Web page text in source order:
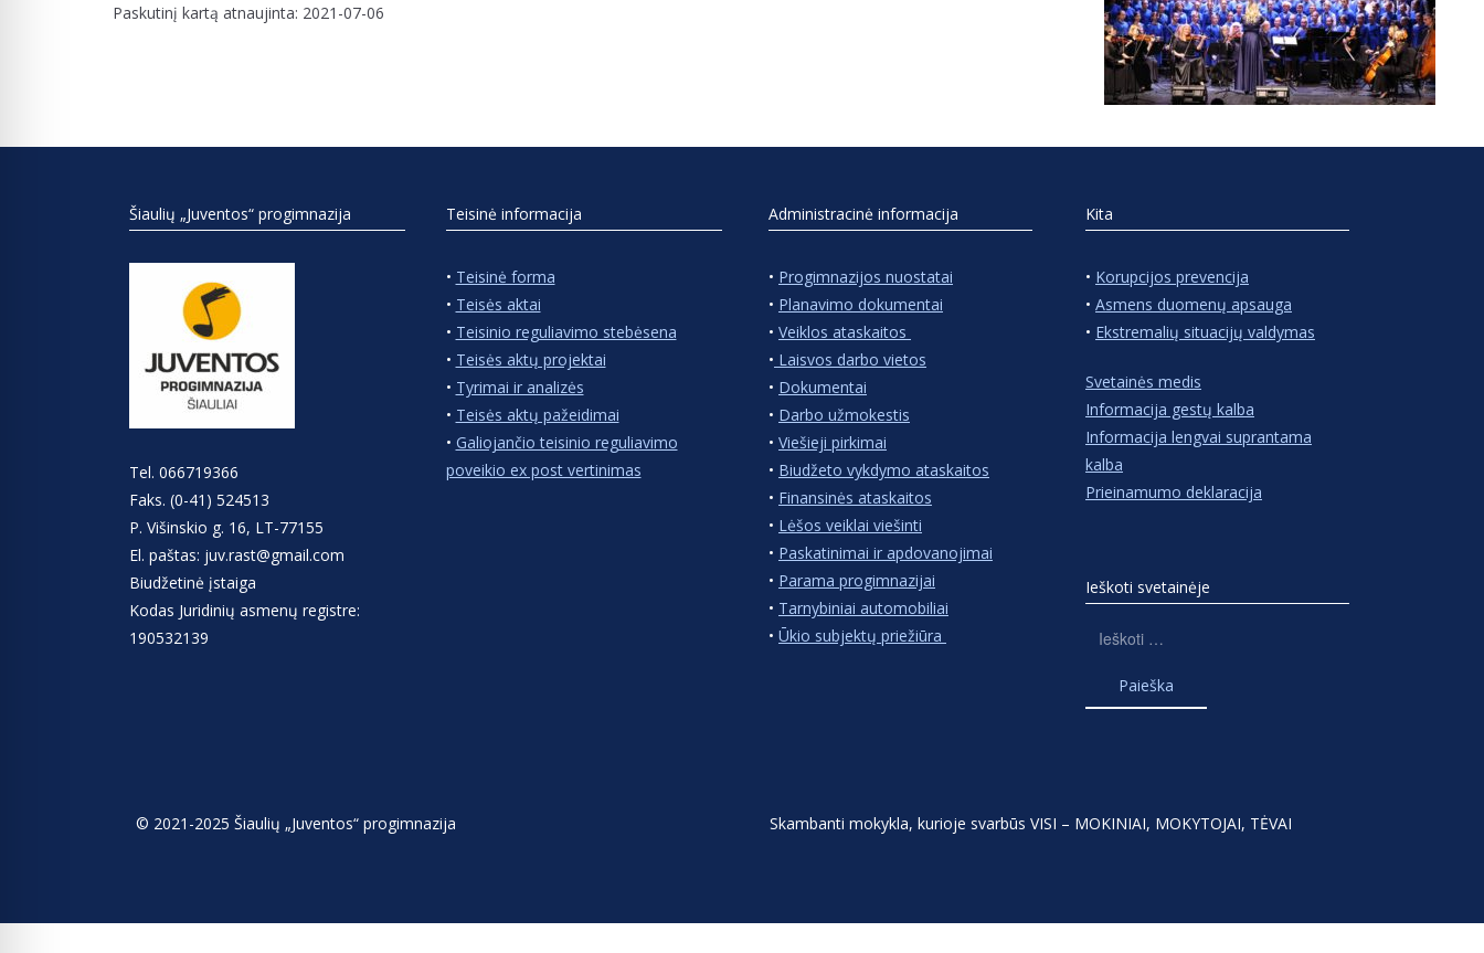
Paskutinį kartą atnaujinta: 2021-07-06
Šiaulių „Juventos“ progimnazija
Tel. 066719366
Faks. (0-41) 524513
P. Višinskio g. 16, LT-77155
El. paštas: juv.rast@gmail.com
Biudžetinė įstaiga
Kodas Juridinių asmenų registre:
190532139
Teisinė informacija
• Teisinė forma
• Teisės aktai
• Teisinio reguliavimo stebėsena
• Teisės aktų projektai
• Tyrimai ir analizės
• Teisės aktų pažeidimai
• Galiojančio teisinio reguliavimo
poveikio ex post vertinimas
Administracinė informacija
• Progimnazijos nuostatai
• Planavimo dokumentai
• Veiklos ataskaitos
• Laisvos darbo vietos
• Dokumentai
• Darbo užmokestis
• Viešieji pirkimai
• Biudžeto vykdymo ataskaitos
• Finansinės ataskaitos
• Lėšos veiklai viešinti
• Paskatinimai ir apdovanojimai
• Parama progimnazijai
• Tarnybiniai automobiliai
• Ūkio subjektų priežiūra
Kita
• Korupcijos prevencija
• Asmens duomenų apsauga
• Ekstremalių situacijų valdymas
Svetainės medis
Informacija gestų kalba
Informacija lengvai suprantama
kalba
Prieinamumo deklaracija
Ieškoti svetainėje
© 2021-2025 Šiaulių „Juventos“ progimnazija Skambanti mokykla, kurioje svarbūs VISI – MOKINIAI, MOKYTOJAI, TĖVAI